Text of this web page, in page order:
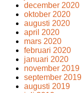
december 2020
oktober 2020
augusti 2020
april 2020
mars 2020
februari 2020
januari 2020
november 2019
september 2019
augusti 2019